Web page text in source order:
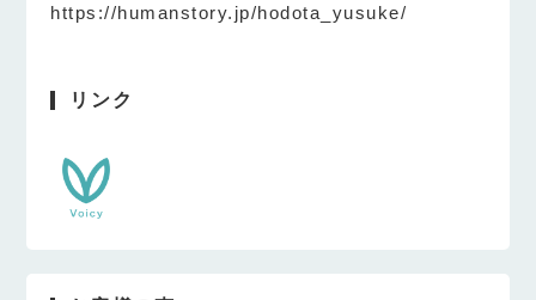
https://humanstory.jp/hodota_yusuke/
リンク